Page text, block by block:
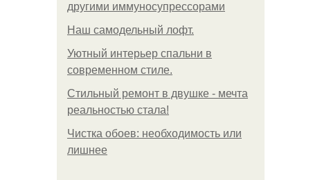
другими иммуносупрессорами
Наш самодельный лофт.
Уютный интерьер спальни в
современном стиле.
Стильный ремонт в двушке - мечта
реальностью стала!
Чистка обоев: необходимость или
лишнее